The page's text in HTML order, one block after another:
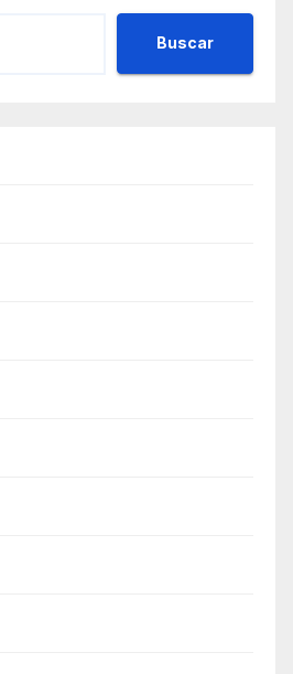
Buscar